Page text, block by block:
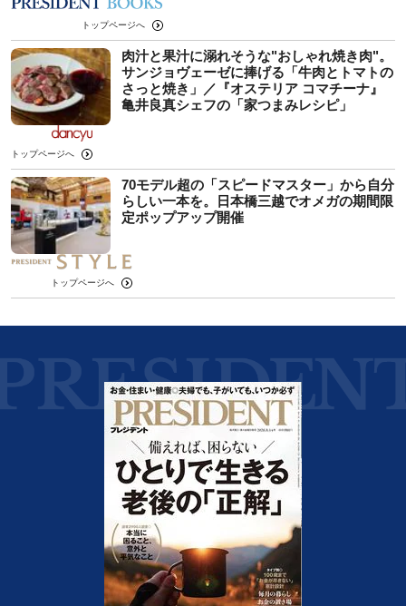
トップページへ
肉汁と果汁に溺れそうな"おしゃれ焼き肉"。
サンジョヴェーゼに捧げる「牛肉とトマトの
さっと焼き」／『オステリア コマチーナ』
亀井良真シェフの「家つまみレシピ」
トップページへ
70モデル超の「スピードマスター」から自分
らしい一本を。日本橋三越でオメガの期間限
定ポップアップ開催
トップページへ